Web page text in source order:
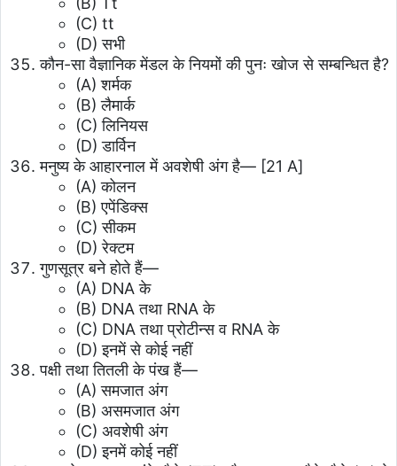
(C) tt
(D) सभी
कौन-सा वैज्ञानिक मेंडल के नियमों की पुनः खोज से सम्बन्धित है?
(A) शर्मक
(B) लैमार्क
(C) लिनियस
(D) डार्विन
मनुष्य के आहारनाल में अवशेषी अंग है— [21 A]
(A) कोलन
(B) एपेंडिक्स
(C) सीकम
(D) रेक्टम
गुणसूत्र बने होते हैं—
(A) DNA के
(B) DNA तथा RNA के
(C) DNA तथा प्रोटीन्स व RNA के
(D) इनमें से कोई नहीं
पक्षी तथा तितली के पंख हैं—
(A) समजात अंग
(B) असमजात अंग
(C) अवशेषी अंग
(D) इनमें कोई नहीं